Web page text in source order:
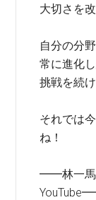
大切さを
自分の分
常に進化
挑戦を続
それでは
ね！
━━林一馬